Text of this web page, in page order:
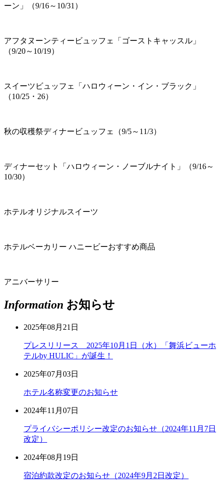
ーン」（9/16～10/31）
アフタヌーンティービュッフェ「ゴーストキャッスル」
（9/20～10/19）
スイーツビュッフェ「ハロウィーン・イン・ブラック」
（10/25・26）
秋の収穫祭ディナービュッフェ（9/5～11/3）
ディナーセット「ハロウィーン・ノーブルナイト」（9/16～
10/30）
ホテルオリジナルスイーツ
ホテルベーカリー ハニービーおすすめ商品
アニバーサリー
Information お知らせ
2025年08月21日
プレスリリース 2025年10月1日（水）「舞浜ビューホ
テルby HULIC」が誕生！
2025年07月03日
ホテル名称変更のお知らせ
2024年11月07日
プライバシーポリシー改定のお知らせ（2024年11月7日
改定）
2024年08月19日
宿泊約款改定のお知らせ（2024年9月2日改定）